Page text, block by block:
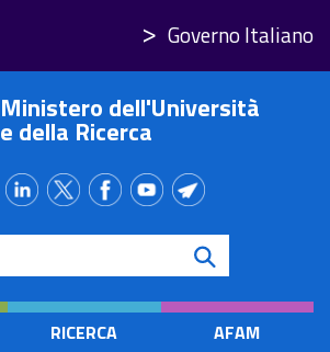
principale
Governo Italiano
Ministero dell'Università
e della Ricerca
RICERCA AFAM